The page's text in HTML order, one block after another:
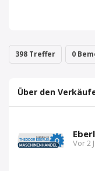
398 Treffer 0
Über den
Vor 2